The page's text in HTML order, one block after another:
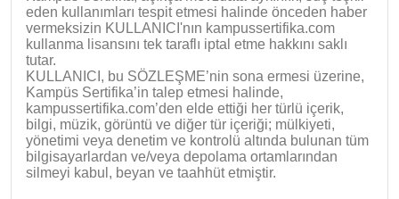
eden kullanımları tespit etmesi halinde önceden haber
vermeksizin KULLANICI'nın kampussertifika.com
kullanma lisansını tek taraflı iptal etme hakkını saklı
tutar.
KULLANICI, bu SÖZLEŞME’nin sona ermesi üzerine,
Kampüs Sertifika’in talep etmesi halinde,
kampussertifika.com’den elde ettiği her türlü içerik,
bilgi, müzik, görüntü ve diğer tür içeriği; mülkiyeti,
yönetimi veya denetim ve kontrolü altında bulunan tüm
bilgisayarlardan ve/veya depolama ortamlarından
silmeyi kabul, beyan ve taahhüt etmiştir.